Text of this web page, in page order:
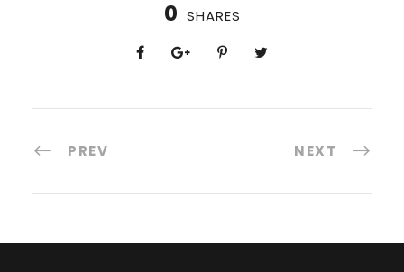
0 SHARES
PREV NEXT